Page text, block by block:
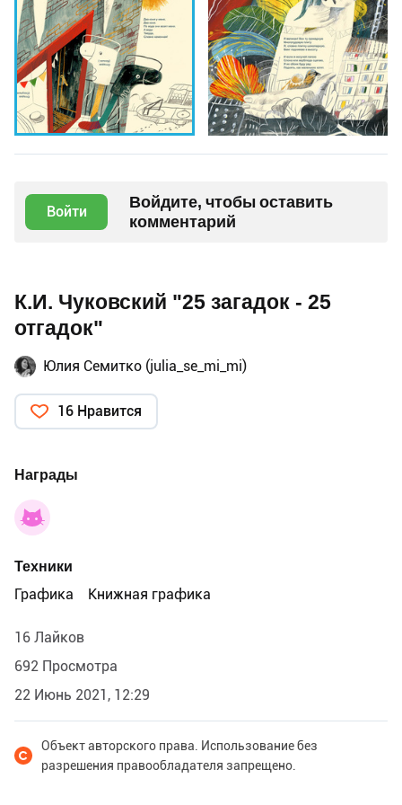
Войти
Войдите, чтобы оставить
комментарий
К.И. Чуковский "25 загадок - 25
отгадок"
Юлия Семитко (julia_se_mi_mi)
16 Нравится
Награды
Техники
Графика
Книжная графика
16 Лайков
692 Просмотра
22 Июнь 2021, 12:29
Объект авторского права. Использование без
разрешения правообладателя запрещено.